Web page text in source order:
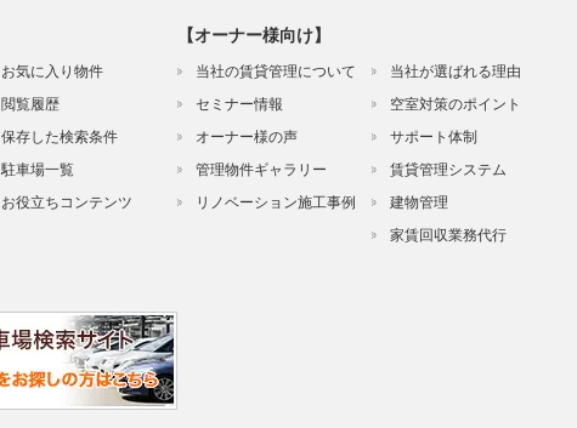
お気に入り物件
閲覧履歴
保存した検索条件
駐車場一覧
お役立ちコンテンツ
【オーナー様向け】
当社の賃貸管理について
セミナー情報
オーナー様の声
管理物件ギャラリー
リノベーション施工事例
当社が選ばれる理由
空室対策のポイント
サポート体制
賃貸管理システム
建物管理
家賃回収業務代行